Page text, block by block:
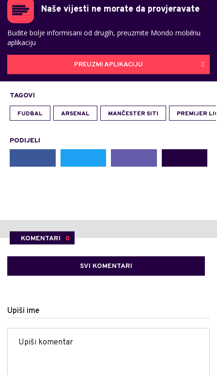
Naše vijesti ne morate da provjeravate
Budite bolje informisani od drugih, preuzmite Mondo mobilnu
aplikaciju
PREUZMI APLIKACIJU
TAGOVI
FUDBAL ARSENAL MANČESTER SITI PREMIJER
PODIJELI
KOMENTARI 0
SVI KOMENTARI
Upiši ime